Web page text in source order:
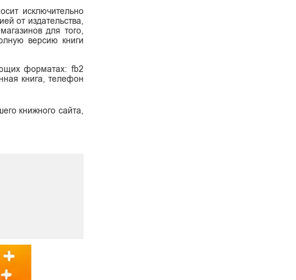
исключительно
от издательства,
для того,
версию книги
форматах: fb2
книга, телефон
книжного сайта,